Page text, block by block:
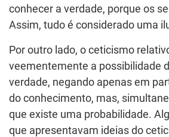
conhecer a verdade, porque os
Assim, tudo é considerado uma
Por outro lado, o ceticismo
veementemente a possibilidade
verdade, negando apenas em
do conhecimento, mas,
que existe uma probabilidade.
que apresentavam ideias do